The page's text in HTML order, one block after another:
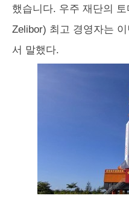
했습니다. 우주 재단의
Zelibor) 최고 경영자는
서 말했다.